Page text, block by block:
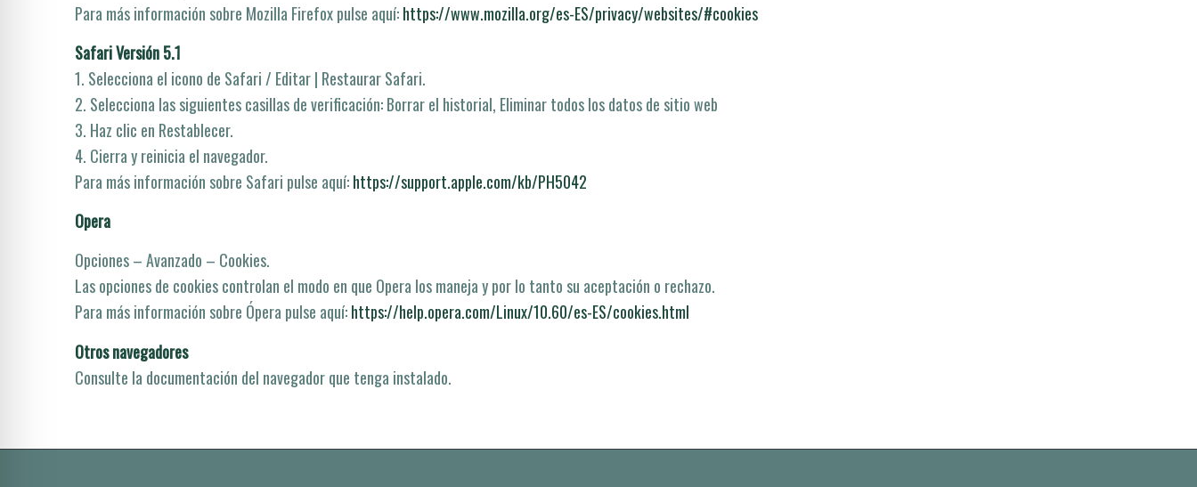
Para más información sobre Mozilla Firefox pulse aquí­:https://www.mozilla.org/es-ES/privacy/websites/#cookies
Safari Versión 5.1
1. Selecciona el icono de Safari / Editar | Restaurar Safari.
2. Selecciona las siguientes casillas de verificación: Borrar el historial, Eliminar todos los datos de sitio web
3. Haz clic en Restablecer.
4. Cierra y reinicia el navegador.
Para más información sobre Safari pulse aquí­:https://support.apple.com/kb/PH5042
Opera
Opciones – Avanzado – Cookies.
Las opciones de cookies controlan el modo en que Opera los maneja y por lo tanto su aceptación o rechazo.
Para más información sobre Ópera pulse aquí­:https://help.opera.com/Linux/10.60/es-ES/cookies.html
Otros navegadores
Consulte la documentación del navegador que tenga instalado.